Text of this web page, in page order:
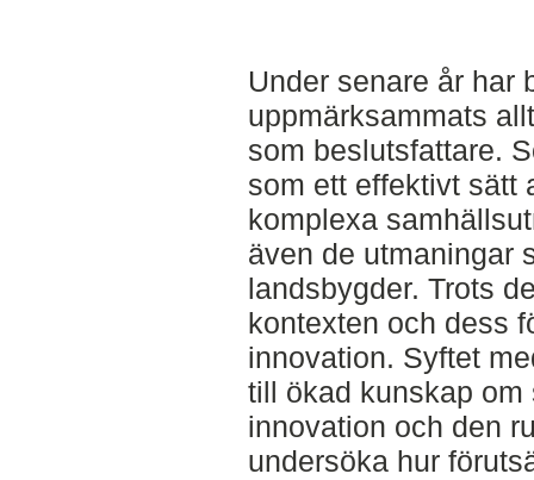
Under senare år har
uppmärksammats
som beslutsfattare.
som ett effektivt sätt
komplexa
även de utmaningar
landsbygder. Trots
kontexten och dess
innovation. Syftet
till ökad kunskap
innovation och den
undersöka hur